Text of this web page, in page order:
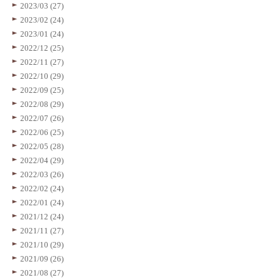
2023/03 (27)
2023/02 (24)
2023/01 (24)
2022/12 (25)
2022/11 (27)
2022/10 (29)
2022/09 (25)
2022/08 (29)
2022/07 (26)
2022/06 (25)
2022/05 (28)
2022/04 (29)
2022/03 (26)
2022/02 (24)
2022/01 (24)
2021/12 (24)
2021/11 (27)
2021/10 (29)
2021/09 (26)
2021/08 (27)